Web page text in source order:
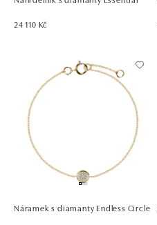
24 110 Kč
Náramek s diamanty Endless Circle